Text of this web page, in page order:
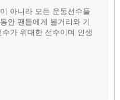
아니라 모든 운동선수들
안 팬들에게 볼거리와 기
가 위대한 선수이며 인생